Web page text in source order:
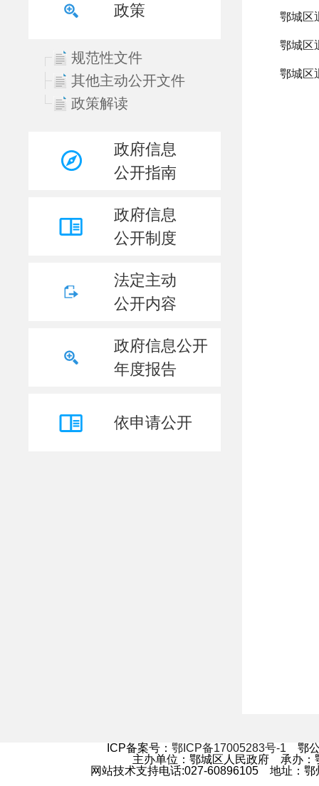
政策
规范性文件
其他主动公开文件
政策解读
政府信息
公开指南
政府信息
公开制度
法定主动
公开内容
政府信息公开
年度报告
依申请公开
ICP备案号： 鄂ICP备17005283号-1 鄂公
主办单位：鄂城区人民政府 承办
网站技术支持电话:027-60896105 地址：